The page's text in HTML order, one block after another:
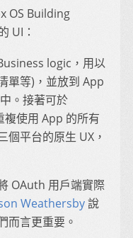
OS Building
UI：
logic，用以
單等)，並放到 App
。接著可於
使用 App 的所有
個平台的原生 UX，
OAuth 用戶端實際
Weathersby說
而言更重要。